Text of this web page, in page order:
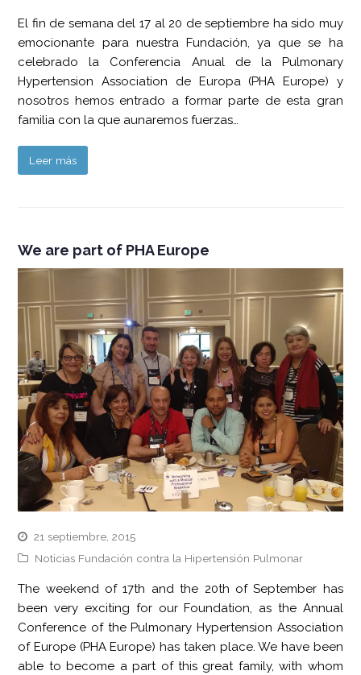
El fin de semana del 17 al 20 de septiembre ha sido muy
emocionante para nuestra Fundación, ya que se ha
celebrado la Conferencia Anual de la Pulmonary
Hypertension Association de Europa (PHA Europe) y
nosotros hemos entrado a formar parte de esta gran
familia con la que aunaremos fuerzas…
Leer más
We are part of PHA Europe
21 septiembre, 2015
Noticias Fundación contra la Hipertensión Pulmonar
The weekend of 17th and the 20th of September has
been very exciting for our Foundation, as the Annual
Conference of the Pulmonary Hypertension Association
of Europe (PHA Europe) has taken place. We have been
able to become a part of this great family, with whom